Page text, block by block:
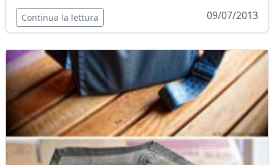
Continua la lettura 09/07/2013